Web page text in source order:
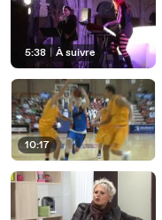
5:38 | À suivre
10:17